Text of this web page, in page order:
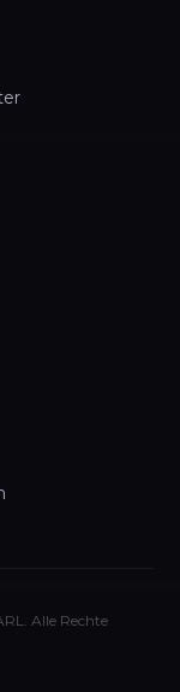
Alle Rechte